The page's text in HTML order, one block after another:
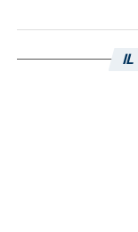
stato rilevato
IL